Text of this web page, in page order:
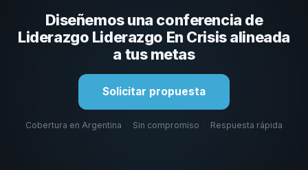
organización. En CHM Argentina te ayudamos a hacer
esa selección.
Diseñemos una conferencia de
Liderazgo Liderazgo En Crisis alineada
a tus metas
Solicitar propuesta
Cobertura en Argentina · Sin compromiso · Respuesta rápida